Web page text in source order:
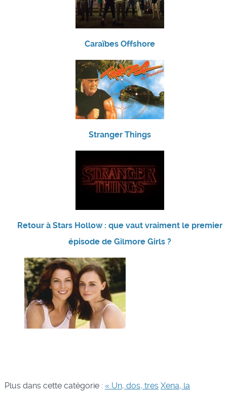
Caraïbes Offshore
Stranger Things
Retour à Stars Hollow : que vaut vraiment le premier
épisode de Gilmore Girls ?
Plus dans cette catégorie : « Un, dos, tres Xena, la